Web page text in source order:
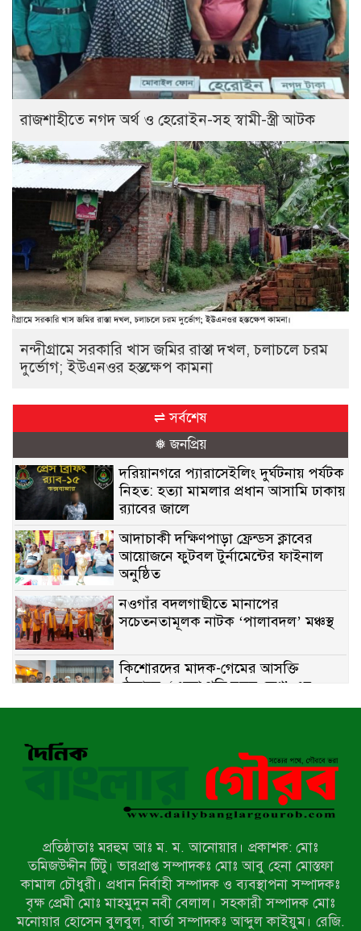
রাজশাহীতে নগদ অর্থ ও হেরোইন-সহ স্বামী-স্ত্রী আটক
নন্দীগ্রামে সরকারি খাস জমির রাস্তা দখল, চলাচলে চরম
দুর্ভোগ; ইউএনওর হস্তক্ষেপ কামনা
⇌ সর্বশেষ
❅ জনপ্রিয়
দরিয়ানগরে প্যারাসেইলিং দুর্ঘটনায় পর্যটক
নিহত: হত্যা মামলার প্রধান আসামি ঢাকায়
র‌্যাবের জালে
আদাচাকী দক্ষিণপাড়া ফ্রেন্ডস ক্লাবের
আয়োজনে ফুটবল টুর্নামেন্টের ফাইনাল
অনুষ্ঠিত
নওগাঁর বদলগাছীতে মানাপের
সচেতনতামূলক নাটক ‘পালাবদল’ মঞ্চস্থ
কিশোরদের মাদক-গেমের আসক্তি
ঠেকাতে, ‘এসো গড়ি নতুন দেশ’-এর
ফুটবল বিতরণ
নন্দীগ্রামে সরকারি খাস জমির রাস্তা দখল,
চলাচলে চরম দুর্ভোগ; ইউএনওর হস্তক্ষেপ
নাটোরের পাটুলে পানিতে ডুবে নন্দীগ্রামের
স্কুলছাত্রের মর্মান্তিক মৃত্যু
প্রতিষ্ঠাতাঃ মরহুম আঃ ম. ম. আনোয়ার। প্রকাশক: মোঃ
তমিজউদ্দীন টিটু। ভারপ্রাপ্ত সম্পাদকঃ মোঃ আবু হেনা মোস্তফা
কামাল চৌধুরী। প্রধান নির্বাহী সম্পাদক ও ব্যবস্থাপনা সম্পাদকঃ
বৃক্ষ প্রেমী মোঃ মাহমুদুন নবী বেলাল। সহকারী সম্পাদক মোঃ
মনোয়ার হোসেন বুলবুল, বার্তা সম্পাদকঃ আব্দুল কাইয়ুম। রেজি.